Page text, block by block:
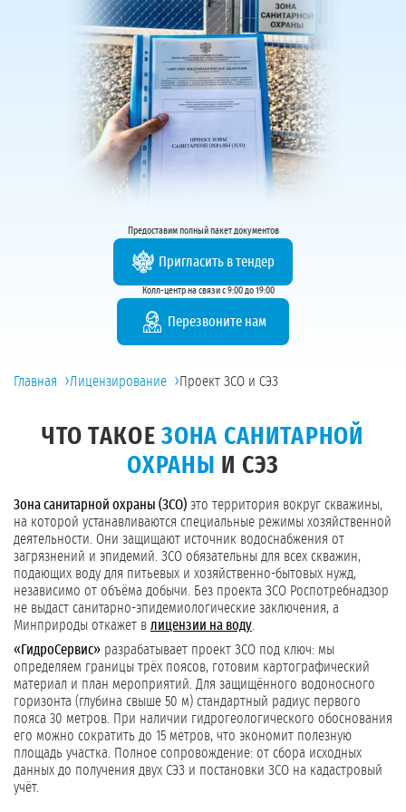
Предоставим полный пакет документов
Пригласить в тендер
Колл-центр на связи с 9:00 до 19:00
Перезвоните нам
Главная ›Лицензирование ›Проект ЗСО и СЭЗ
ЧТО ТАКОЕЗОНА САНИТАРНОЙ
ОХРАНЫ
И СЭЗ
Зона санитарной охраны (ЗСО) это территория вокруг скважины,
на которой устанавливаются специальные режимы хозяйственной
деятельности. Они защищают источник водоснабжения от
загрязнений и эпидемий. ЗСО обязательны для всех скважин,
подающих воду для питьевых и хозяйственно-бытовых нужд,
независимо от объёма добычи. Без проекта ЗСО Роспотребнадзор
не выдаст санитарно-эпидемиологические заключения, а
Минприроды откажет в лицензии на воду
«ГидроСервис» разрабатывает проект ЗСО под ключ: мы
определяем границы трёх поясов, готовим картографический
материал и план мероприятий. Для защищённого водоносного
горизонта (глубина свыше 50 м) стандартный радиус первого
пояса 30 метров. При наличии гидрогеологического обоснования
его можно сократить до 15 метров, что экономит полезную
площадь участка. Полное сопровождение: от сбора исходных
данных до получения двух СЭЗ и постановки ЗСО на кадастровый
учёт.